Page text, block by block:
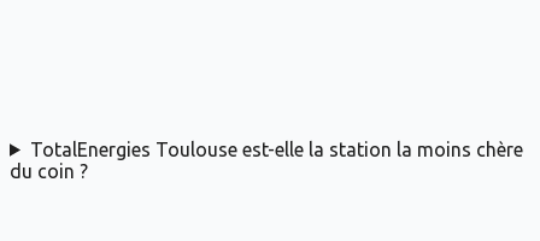
TotalEnergies Toulouse est-elle la station la moins chère
du coin ?